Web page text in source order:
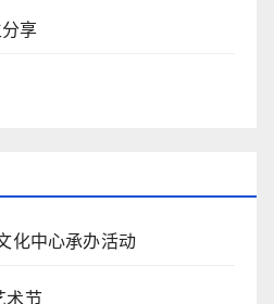
享
化中心承办活动
术节